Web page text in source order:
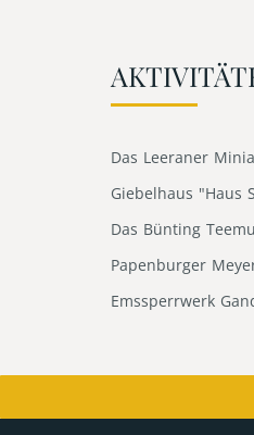
Das Leeraner
Giebelhaus "Haus
Das Bünting
Papenburger
Emssperrwerk